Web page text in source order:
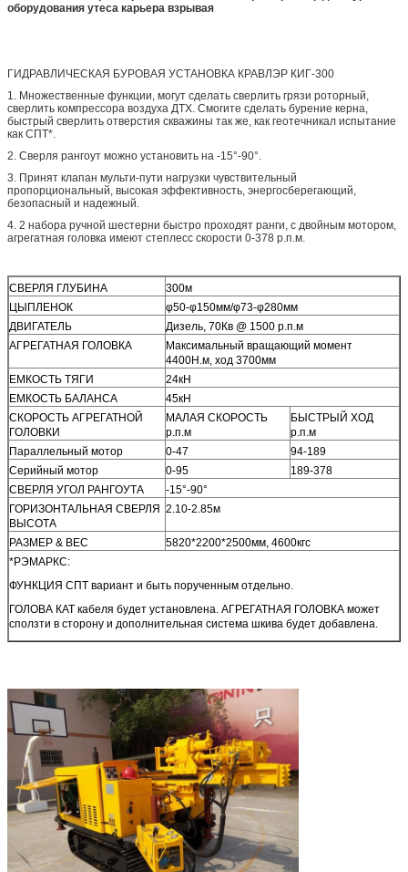
оборудования утеса карьера взрывая
ГИДРАВЛИЧЕСКАЯ БУРОВАЯ УСТАНОВКА КРАВЛЭР КИГ-300
1. Множественные функции, могут сделать сверлить грязи роторный,
сверлить компрессора воздуха ДТХ. Смогите сделать бурение керна,
быстрый сверлить отверстия скважины так же, как геотечникал испытание
как СПТ*.
2. Сверля рангоут можно установить на -15°-90°.
3. Принят клапан мульти-пути нагрузки чувствительный
пропорциональный, высокая эффективность, энергосберегающий,
безопасный и надежный.
4. 2 набора ручной шестерни быстро проходят ранги, с двойным мотором,
агрегатная головка имеют степлесс скорости 0-378 р.п.м.
СВЕРЛЯ ГЛУБИНА
300м
ЦЫПЛЕНОК
φ50-φ150мм/φ73-φ280мм
ДВИГАТЕЛЬ
Дизель, 70Кв @ 1500 р.п.м
АГРЕГАТНАЯ ГОЛОВКА
Максимальный вращающий момент
4400Н.м, ход 3700мм
ЕМКОСТЬ ТЯГИ
24кН
ЕМКОСТЬ БАЛАНСА
45кН
СКОРОСТЬ АГРЕГАТНОЙ
ГОЛОВКИ
МАЛАЯ СКОРОСТЬ
р.п.м
БЫСТРЫЙ ХОД
р.п.м
Параллельный мотор
0-47
94-189
Серийный мотор
0-95
189-378
СВЕРЛЯ УГОЛ РАНГОУТА
-15°-90°
ГОРИЗОНТАЛЬНАЯ СВЕРЛЯ
ВЫСОТА
2.10-2.85м
РАЗМЕР & ВЕС
5820*2200*2500мм, 4600кгс
*РЭМАРКС:
ФУНКЦИЯ СПТ вариант и быть порученным отдельно.
ГОЛОВА КАТ кабеля будет установлена. АГРЕГАТНАЯ ГОЛОВКА может
сползти в сторону и дополнительная система шкива будет добавлена.